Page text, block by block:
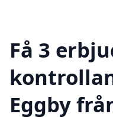
Få 3
Eggby